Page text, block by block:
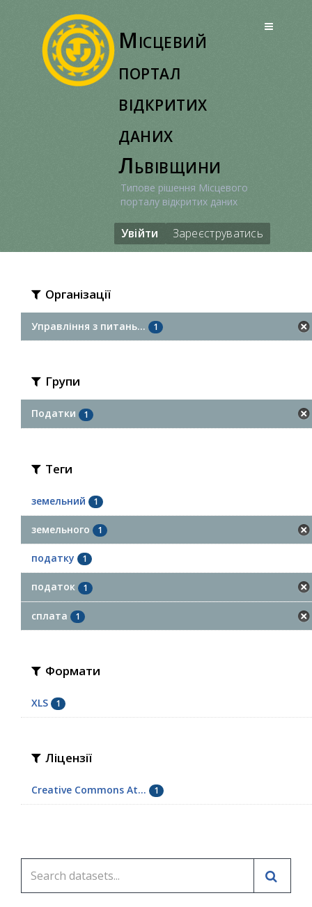
Місцевий
портал
відкритих
даних
Львівщини
Типове рішення Місцевого
порталу відкритих даних
Увійти Зареєструватись
Організації
Управління з питань... 1
Групи
Податки 1
Теги
земельний 1
земельного 1
податку 1
податок 1
сплата 1
Формати
XLS 1
Ліцензії
Creative Commons At... 1